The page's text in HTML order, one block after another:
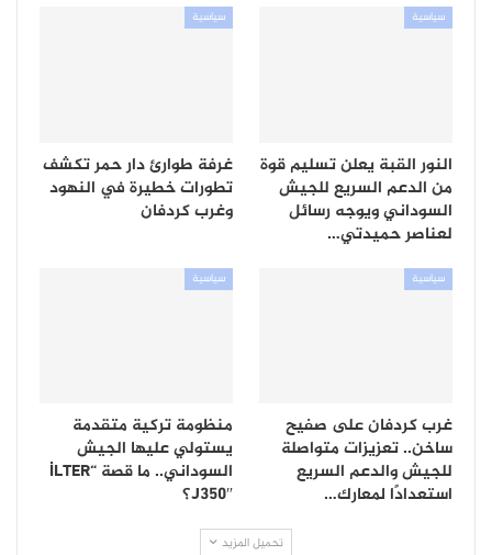
سياسية
النور القبة يعلن تسليم قوة
من الدعم السريع للجيش
السوداني ويوجه رسائل
لعناصر حميدتي…
سياسية
غرفة طوارئ دار حمر تكشف
تطورات خطيرة في النهود
وغرب كردفان
سياسية
غرب كردفان على صفيح
ساخن.. تعزيزات متواصلة
للجيش والدعم السريع
استعدادًا لمعارك…
سياسية
منظومة تركية متقدمة
يستولي عليها الجيش
السوداني.. ما قصة “İLTER
J350″؟
تحميل المزيد